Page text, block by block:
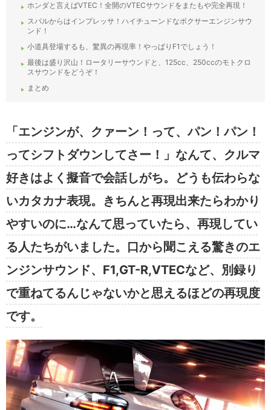
ホンダと言えばVTEC！全開のVTECサウンドをまたもや完全再現！
スバルからはインプレッサ！ハイチューンドなボクサーエンジンサウ
ンド！
小道具登場するも、驚異の再現率！やっぱりF1でしょう！
最後は盛り沢山！ロータリーサウンドと、125cc、250ccのモトクロ
スサウンドをどうぞ！
まとめ
「エンジンが、クァーン！って、パン！パン！
ってシフトダウンしてさー！」なんて、クルマ
好きはよく擬音で会話しがち。どうも伝わらな
いカタカナ表現。きちんと再現出来たらわかり
やすいのに…なんて思っていたら、再現してい
る人たちがいました。口から聞こえる驚きのエ
ンジンサウンド、F1,GT-R,VTECなど、別録り
で重ねてるんじゃないかと思えるほどの再現度
です。